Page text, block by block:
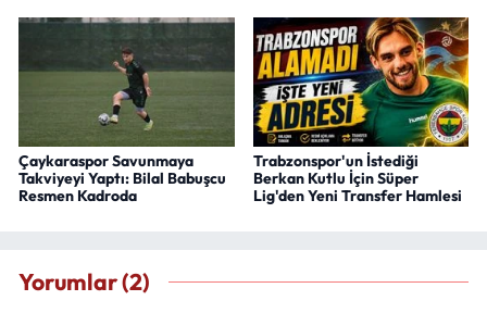
Çaykaraspor Savunmaya
Takviyeyi Yaptı: Bilal Babuşcu
Resmen Kadroda
Trabzonspor'un İstediği
Berkan Kutlu İçin Süper
Lig'den Yeni Transfer Hamlesi
Yorumlar (2)